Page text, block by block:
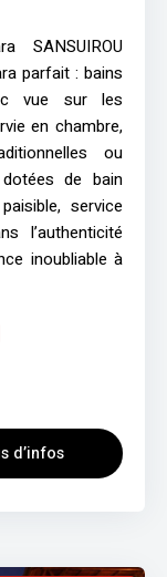
SANSUIROU
parfait : bains
vue sur les
en chambre,
ou
de bain
service
l’authenticité
inoubliable à
d’infos